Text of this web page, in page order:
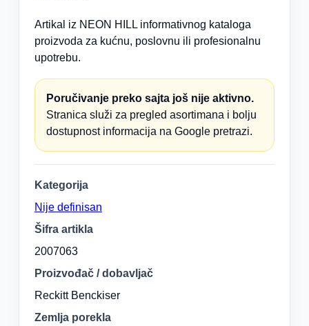
Artikal iz NEON HILL informativnog kataloga
proizvoda za kućnu, poslovnu ili profesionalnu
upotrebu.
Poručivanje preko sajta još nije aktivno.
Stranica služi za pregled asortimana i bolju
dostupnost informacija na Google pretrazi.
Kategorija
Nije definisan
Šifra artikla
2007063
Proizvođač / dobavljač
Reckitt Benckiser
Zemlja porekla